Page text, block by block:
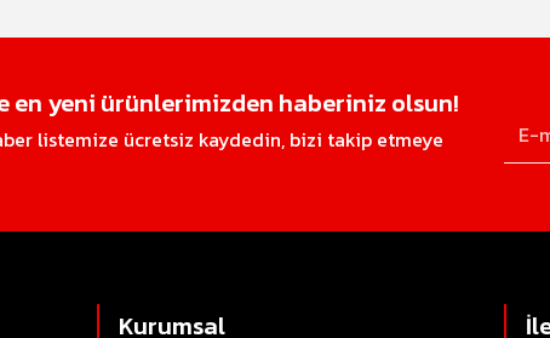
en yeni ürünlerimizden haberiniz olsun!
listemize ücretsiz kaydedin, bizi takip etmeye
Kurumsal